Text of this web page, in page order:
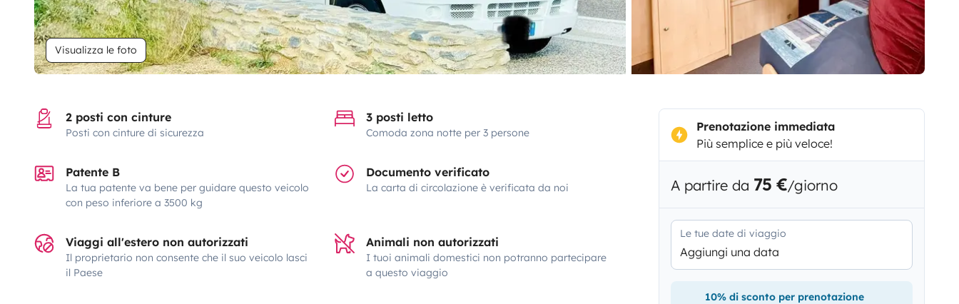
Visualizza le foto
2 posti con cinture
Posti con cinture di sicurezza
3 posti letto
Comoda zona notte per 3 persone
Patente B
La tua patente va bene per guidare questo veicolo
con peso inferiore a 3500 kg
Documento verificato
La carta di circolazione è verificata da noi
Viaggi all'estero non autorizzati
Il proprietario non consente che il suo veicolo lasci
il Paese
Animali non autorizzati
I tuoi animali domestici non potranno partecipare
a questo viaggio
Prenotazione immediata
Più semplice e più veloce!
A partire da 75 €/giorno
Le tue date di viaggio
Aggiungi una data
10% di sconto per prenotazione